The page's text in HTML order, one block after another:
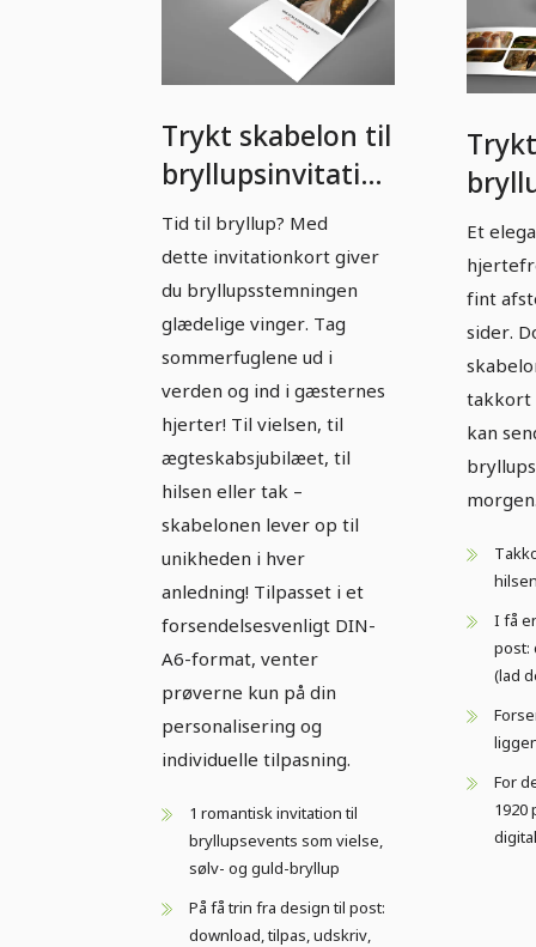
Trykt skabelon til
bryllupsinvitation
- Version 14
Tid til bryllup? Med
dette invitationkort giver
du bryllupsstemningen
glædelige vinger. Tag
sommerfuglene ud i
verden og ind i gæsternes
hjerter! Til vielsen, til
ægteskabsjubilæet, til
hilsen eller tak –
skabelonen lever op til
unikheden i hver
anledning! Tilpasset i et
forsendelsesvenligt DIN-
A6-format, venter
prøverne kun på din
personalisering og
individuelle tilpasning.
1 romantisk invitation til
bryllupsevents som vielse,
sølv- og guld-bryllup
På få trin fra design til post:
download, tilpas, udskriv,
kort
Et
fint
sider.
takkort
kan
I få
post:
(lad
For
1920